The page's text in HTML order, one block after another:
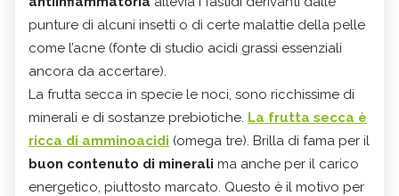
punture di alcuni insetti o di certe malattie della pelle
come l’acne (fonte di studio acidi grassi essenziali
ancora da accertare).
La frutta secca in specie le noci, sono ricchissime di
minerali e di sostanze prebiotiche. La frutta secca è
ricca di amminoacidi (omega tre). Brilla di fama per il
buon contenuto di minerali ma anche per il carico
energetico, piuttosto marcato. Questo è il motivo per